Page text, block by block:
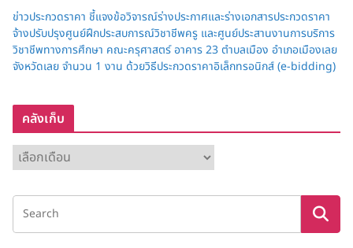
ข่าวประกวดราคา ชี้แจงข้อวิจารณ์ร่างประกาศและร่างเอกสารประกวดราคา
จ้างปรับปรุงศูนย์ฝึกประสบการณ์วิชาชีพครู และศูนย์ประสานงานการบริการ
วิชาชีพทางการศึกษา คณะครุศาสตร์ อาคาร 23 ตำบลเมือง อำเภอเมืองเลย
จังหวัดเลย จำนวน 1 งาน ด้วยวิธีประกวดราคาอิเล็กทรอนิกส์ (e-bidding)
คลังเก็บ
ลั
ง
ก็